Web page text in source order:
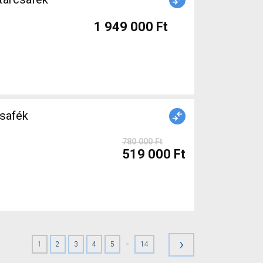
1 949 000 Ft
780 000 Ft
519 000 Ft
1 2 3 4 5 - 14 ›